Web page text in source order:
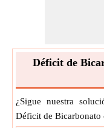
Déficit de
¿Sigue nuestra
Déficit de Bicarbonato